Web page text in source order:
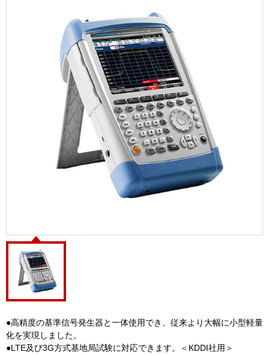
●高精度の基準信号発生器と一体使用でき、従来より大幅に小型軽量
化を実現しました。
●LTE及び3G方式基地局試験に対応できます。＜KDDI社用＞